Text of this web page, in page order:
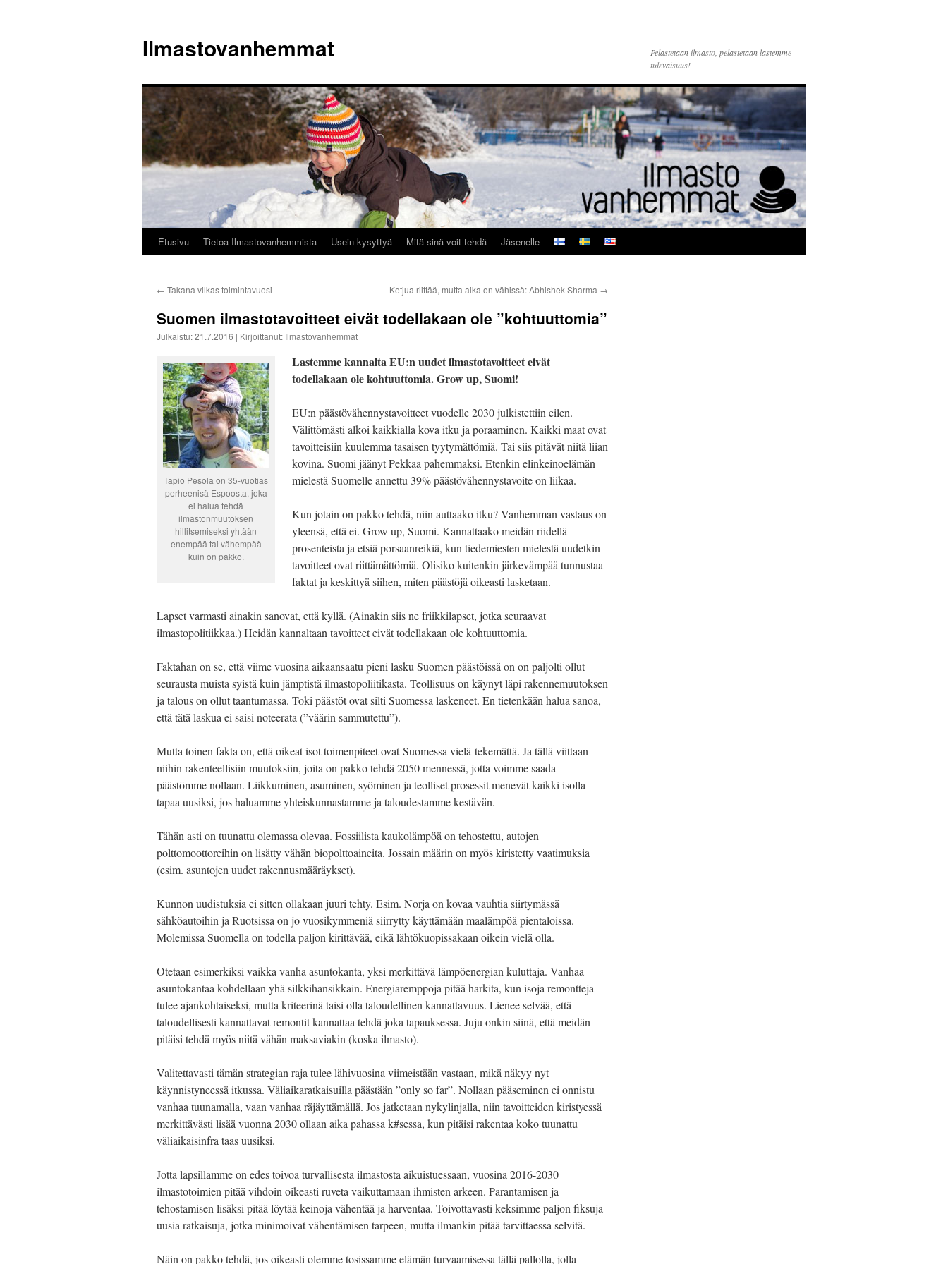
Ilmastovanhemmat
Pelastetaan ilmasto, pelastetaan lastemme
tulevaisuus!
Etusivu Tietoa Ilmastovanhemmista Usein kysyttyä Mitä sinä voit tehdä Jäsenelle
← Takana vilkas toimintavuosi Ketjua riittää, mutta aika on vähissä: Abhishek Sharma →
Suomen ilmastotavoitteet eivät todellakaan ole ”kohtuuttomia”
Julkaistu:21.7.2016 | Kirjoittanut: Ilmastovanhemmat
Tapio Pesola on 35-vuotias
perheenisä Espoosta, joka
ei halua tehdä
ilmastonmuutoksen
hillitsemiseksi yhtään
enempää tai vähempää
kuin on pakko.
Lastemme kannalta EU:n uudet ilmastotavoitteet eivät
todellakaan ole kohtuuttomia. Grow up, Suomi!
EU:n päästövähennystavoitteet vuodelle 2030 julkistettiin eilen.
Välittömästi alkoi kaikkialla kova itku ja poraaminen. Kaikki maat ovat
tavoitteisiin kuulemma tasaisen tyytymättömiä. Tai siis pitävät niitä liian
kovina. Suomi jäänyt Pekkaa pahemmaksi. Etenkin elinkeinoelämän
mielestä Suomelle annettu 39% päästövähennystavoite on liikaa.
Kun jotain on pakko tehdä, niin auttaako itku? Vanhemman vastaus on
yleensä, että ei. Grow up, Suomi. Kannattaako meidän riidellä
prosenteista ja etsiä porsaanreikiä, kun tiedemiesten mielestä uudetkin
tavoitteet ovat riittämättömiä. Olisiko kuitenkin järkevämpää tunnustaa
faktat ja keskittyä siihen, miten päästöjä oikeasti lasketaan.
Lapset varmasti ainakin sanovat, että kyllä. (Ainakin siis ne friikkilapset, jotka seuraavat
ilmastopolitiikkaa.) Heidän kannaltaan tavoitteet eivät todellakaan ole kohtuuttomia.
Faktahan on se, että viime vuosina aikaansaatu pieni lasku Suomen päästöissä on on paljolti ollut
seurausta muista syistä kuin jämptistä ilmastopoliitikasta. Teollisuus on käynyt läpi rakennemuutoksen
ja talous on ollut taantumassa. Toki päästöt ovat silti Suomessa laskeneet. En tietenkään halua sanoa,
että tätä laskua ei saisi noteerata (”väärin sammutettu”).
Mutta toinen fakta on, että oikeat isot toimenpiteet ovat Suomessa vielä tekemättä. Ja tällä viittaan
niihin rakenteellisiin muutoksiin, joita on pakko tehdä 2050 mennessä, jotta voimme saada
päästömme nollaan. Liikkuminen, asuminen, syöminen ja teolliset prosessit menevät kaikki isolla
tapaa uusiksi, jos haluamme yhteiskunnastamme ja taloudestamme kestävän.
Tähän asti on tuunattu olemassa olevaa. Fossiilista kaukolämpöä on tehostettu, autojen
polttomoottoreihin on lisätty vähän biopolttoaineita. Jossain määrin on myös kiristetty vaatimuksia
(esim. asuntojen uudet rakennusmääräykset).
Kunnon uudistuksia ei sitten ollakaan juuri tehty. Esim. Norja on kovaa vauhtia siirtymässä
sähköautoihin ja Ruotsissa on jo vuosikymmeniä siirrytty käyttämään maalämpöä pientaloissa.
Molemissa Suomella on todella paljon kirittävää, eikä lähtökuopissakaan oikein vielä olla.
Otetaan esimerkiksi vaikka vanha asuntokanta, yksi merkittävä lämpöenergian kuluttaja. Vanhaa
asuntokantaa kohdellaan yhä silkkihansikkain. Energiaremppoja pitää harkita, kun isoja remontteja
tulee ajankohtaiseksi, mutta kriteerinä taisi olla taloudellinen kannattavuus. Lienee selvää, että
taloudellisesti kannattavat remontit kannattaa tehdä joka tapauksessa. Juju onkin siinä, että meidän
pitäisi tehdä myös niitä vähän maksaviakin (koska ilmasto).
Valitettavasti tämän strategian raja tulee lähivuosina viimeistään vastaan, mikä näkyy nyt
käynnistyneessä itkussa. Väliaikaratkaisuilla päästään ”only so far”. Nollaan pääseminen ei onnistu
vanhaa tuunamalla, vaan vanhaa räjäyttämällä. Jos jatketaan nykylinjalla, niin tavoitteiden kiristyessä
merkittävästi lisää vuonna 2030 ollaan aika pahassa k#sessa, kun pitäisi rakentaa koko tuunattu
väliaikaisinfra taas uusiksi.
Jotta lapsillamme on edes toivoa turvallisesta ilmastosta aikuistuessaan, vuosina 2016-2030
ilmastotoimien pitää vihdoin oikeasti ruveta vaikuttamaan ihmisten arkeen. Parantamisen ja
tehostamisen lisäksi pitää löytää keinoja vähentää ja harventaa. Toivottavasti keksimme paljon fiksuja
uusia ratkaisuja, jotka minimoivat vähentämisen tarpeen, mutta ilmankin pitää tarvittaessa selvitä.
Näin on pakko tehdä, jos oikeasti olemme tosissamme elämän turvaamisessa tällä pallolla, jolla